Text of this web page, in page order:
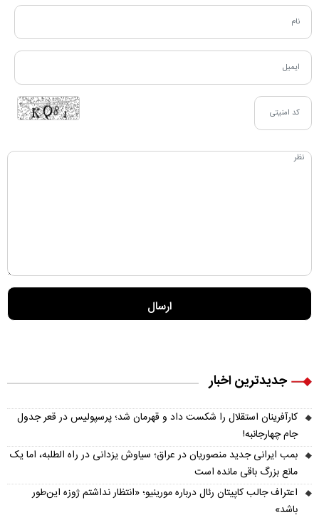
جدیدترین اخبار
کارآفرینان استقلال را شکست داد و قهرمان شد؛ پرسپولیس در قعر جدول
جام چهارجانبه!
بمب ایرانی جدید منصوریان در عراق؛ سیاوش یزدانی در راه الطلبه، اما یک
مانع بزرگ باقی مانده است
اعتراف جالب کاپیتان رئال درباره مورینیو؛ «انتظار نداشتم ژوزه این‌طور
باشد»